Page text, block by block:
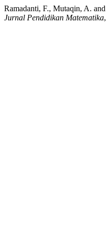
Ramadanti, F., Mutaqin, A.
Jurnal Pendidikan Matematika